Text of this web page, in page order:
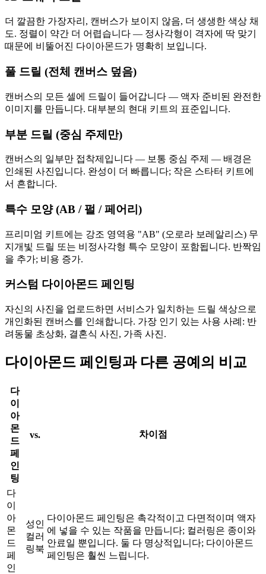
더 깔끔한 가장자리, 캔버스가 보이지 않음, 더 생생한 색상 채
도. 정렬이 약간 더 어렵습니다 — 정사각형이 격자에 딱 맞기
때문에 비뚤어진 다이아몬드가 명확히 보입니다.
풀 드릴 (전체 캔버스 덮음)
캔버스의 모든 셀에 드릴이 들어갑니다 — 액자 준비된 완전한
이미지를 만듭니다. 대부분의 현대 키트의 표준입니다.
부분 드릴 (중심 주제만)
캔버스의 일부만 접착제입니다 — 보통 중심 주제 — 배경은
인쇄된 사진입니다. 완성이 더 빠릅니다; 작은 스타터 키트에
서 흔합니다.
특수 모양 (AB / 펄 / 페어리)
프리미엄 키트에는 강조 영역용 "AB" (오로라 보레알리스) 무
지개빛 드릴 또는 비정사각형 특수 모양이 포함됩니다. 반짝임
을 추가; 비용 증가.
커스텀 다이아몬드 페인팅
자신의 사진을 업로드하면 서비스가 일치하는 드릴 색상으로
개인화된 캔버스를 인쇄합니다. 가장 인기 있는 사용 사례: 반
려동물 초상화, 결혼식 사진, 가족 사진.
다이아몬드 페인팅과 다른 공예의 비교
다
이
아
몬
드
페
인
팅
vs. 차이점
다
이
아
몬
드
페
인
성인
컬러
링북
다이아몬드 페인팅은 촉각적이고 다면적이며 액자
에 넣을 수 있는 작품을 만듭니다; 컬러링은 종이와
안료일 뿐입니다. 둘 다 명상적입니다; 다이아몬드
페인팅은 훨씬 느립니다.